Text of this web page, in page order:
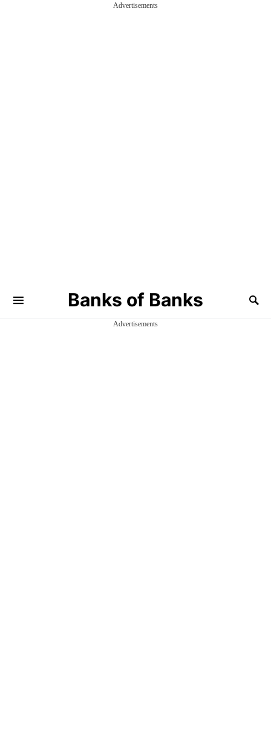
Advertisements
Banks of Banks
Advertisements